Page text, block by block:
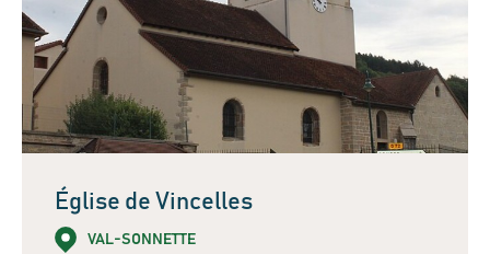
Église de Vincelles
VAL-SONNETTE